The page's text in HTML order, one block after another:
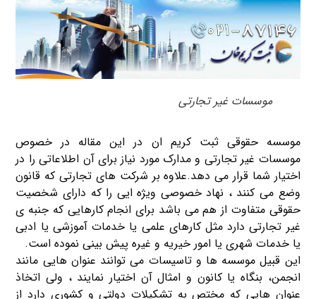
موسسات غیر تجارتی
موسسه حقوقی ثبت کریم ان در این مقاله در خصوص
موسسات غیر تجارتی و مدارک مورد نیاز برای آن اطلاعاتی را در
اختیار شما قرار می دهد.علاوه بر شرکت های تجارتی که قانون
وضع می کنند ، نهاد خصوصی ویژه ایی را که دارای شخصیت
حقوقی متفاوت از هم می باشد برای انجام کارهایی که جنبه ی
غیر تجارتی دارد مثل کارهای علمی یا خدمات آموزشی یا ادبی
یا خدمات شهری یا امور خیریه و غیره پیش بینی نموده است.
این قبیل موسسه ها و تاسیسات می توانند عنوان هایی مانند
انجمن، بنگاه یا کانون و امثال آن اختیار نمایند ، ولی اتخاذ
عنوان هایی که مختص به تشکیلات دولتی و کشوری دارد از